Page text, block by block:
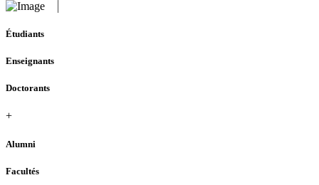
Étudiants
Enseignants
Doctorants
+
Alumni
Facultés